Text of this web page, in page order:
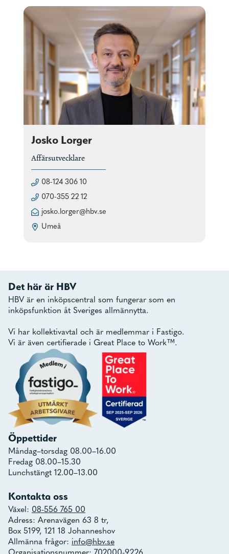
Josko Lorger
Affärsutvecklare
08-124 306 10
070-355 22 12
josko.lorger@hbv.se
Umeå
Det här är HBV
HBV är en inköpscentral som fungerar som en
inköpsfunktion åt Sveriges allmännytta.
Vi har kollektivavtal och är medlemmar i Fastigo.
Vi är även certifierade i Great Place to Work™.
Öppettider
Måndag–torsdag 08.00–16.00
Fredag 08.00–15.30
Lunchstängt 12.00–13.00
Kontakta oss
Växel: 08-556 765 00
Adress: Arenavägen 63 8 tr,
Box 5199, 121 18 Johanneshov
Allmänna frågor: info@hbv.se